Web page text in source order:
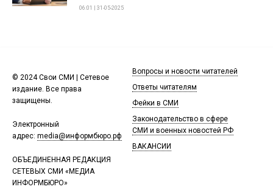
06:01 | 31-05-2025
© 2024 Свои СМИ | Сетевое
издание. Все права
защищены.
Электронный
адрес: media@информбюро.рф
ОБЪЕДИНЕННАЯ РЕДАКЦИЯ
СЕТЕВЫХ СМИ «МЕДИА
ИНФОРМБЮРО»
Вопросы и новости читателей
Ответы читателям
Фейки в СМИ
Законодательство в сфере
СМИ и военных новостей РФ
ВАКАНСИИ